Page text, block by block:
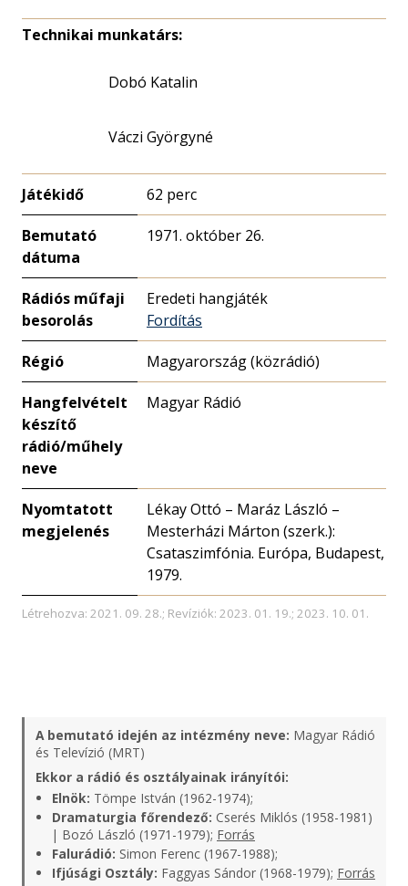
Technikai munkatárs:
Dobó Katalin
Váczi Györgyné
Játékidő 62 perc
Bemutató
dátuma
1971. október 26.
Rádiós műfaji
besorolás
Eredeti hangjáték
Fordítás
Régió Magyarország (közrádió)
Hangfelvételt
készítő
rádió/műhely
neve
Magyar Rádió
Nyomtatott
megjelenés
Lékay Ottó – Maráz László –
Mesterházi Márton (szerk.):
Csataszimfónia. Európa, Budapest,
1979.
Létrehozva: 2021. 09. 28.; Revíziók: 2023. 01. 19.; 2023. 10. 01.
A bemutató idején az intézmény neve: Magyar Rádió
és Televízió (MRT)
Ekkor a rádió és osztályainak irányítói:
Elnök: Tömpe István (1962-1974);
Dramaturgia főrendező: Cserés Miklós (1958-1981)
| Bozó László (1971-1979); Forrás
Falurádió: Simon Ferenc (1967-1988);
Ifjúsági Osztály: Faggyas Sándor (1968-1979); Forrás